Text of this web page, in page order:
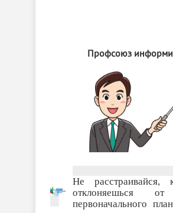
Профсоюз
Не расстраивайся,
отклоняешься от
первоначального